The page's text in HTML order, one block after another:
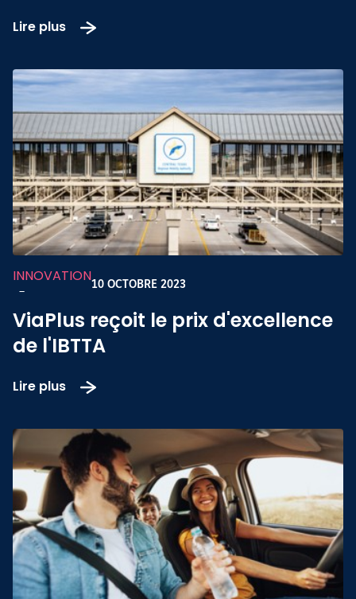
Lire plus
INNOVATION
-
10 OCTOBRE 2023
ViaPlus reçoit le prix d'excellence
de l'IBTTA
Lire plus